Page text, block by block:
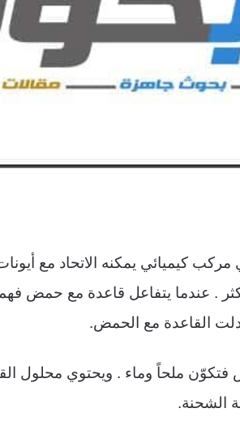
كيميائي يمكنه الاتحاد مع
. عندما يتفاعل قاعدة مع حمض فهما
القاعدة مع الحمض.
فتكوّن ملحاً وماء . ويحتوي محلول
الشحنة.